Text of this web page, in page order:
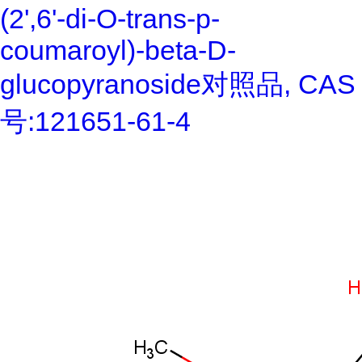
(2',6'-di-O-trans-p-
coumaroyl)-beta-D-
glucopyranoside对照品, CAS
号:121651-61-4